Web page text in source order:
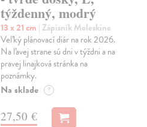
týždenný, modrý
13 x 21 cm | Zápisník Moleskine
Veľký plánovací diár na rok 2026.
Na ľavej strane sú dni v týždni a na
pravej linajková stránka na
poznámky.
Na sklade ?
27,50 €